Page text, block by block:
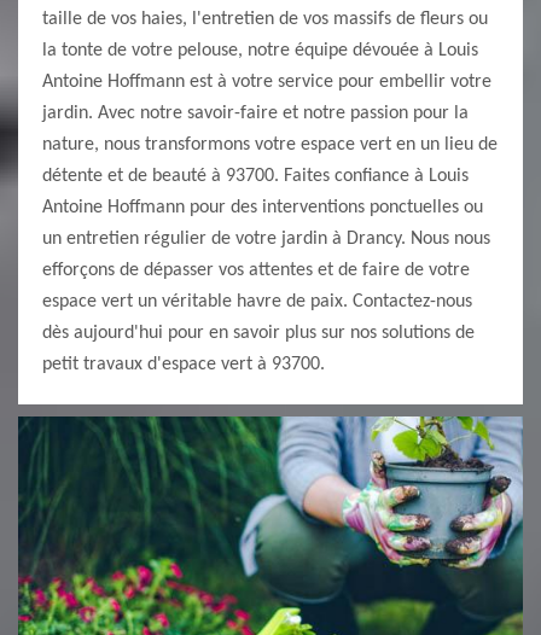
taille de vos haies, l'entretien de vos massifs de fleurs ou
la tonte de votre pelouse, notre équipe dévouée à Louis
Antoine Hoffmann est à votre service pour embellir votre
jardin. Avec notre savoir-faire et notre passion pour la
nature, nous transformons votre espace vert en un lieu de
détente et de beauté à 93700. Faites confiance à Louis
Antoine Hoffmann pour des interventions ponctuelles ou
un entretien régulier de votre jardin à Drancy. Nous nous
efforçons de dépasser vos attentes et de faire de votre
espace vert un véritable havre de paix. Contactez-nous
dès aujourd'hui pour en savoir plus sur nos solutions de
petit travaux d'espace vert à 93700.